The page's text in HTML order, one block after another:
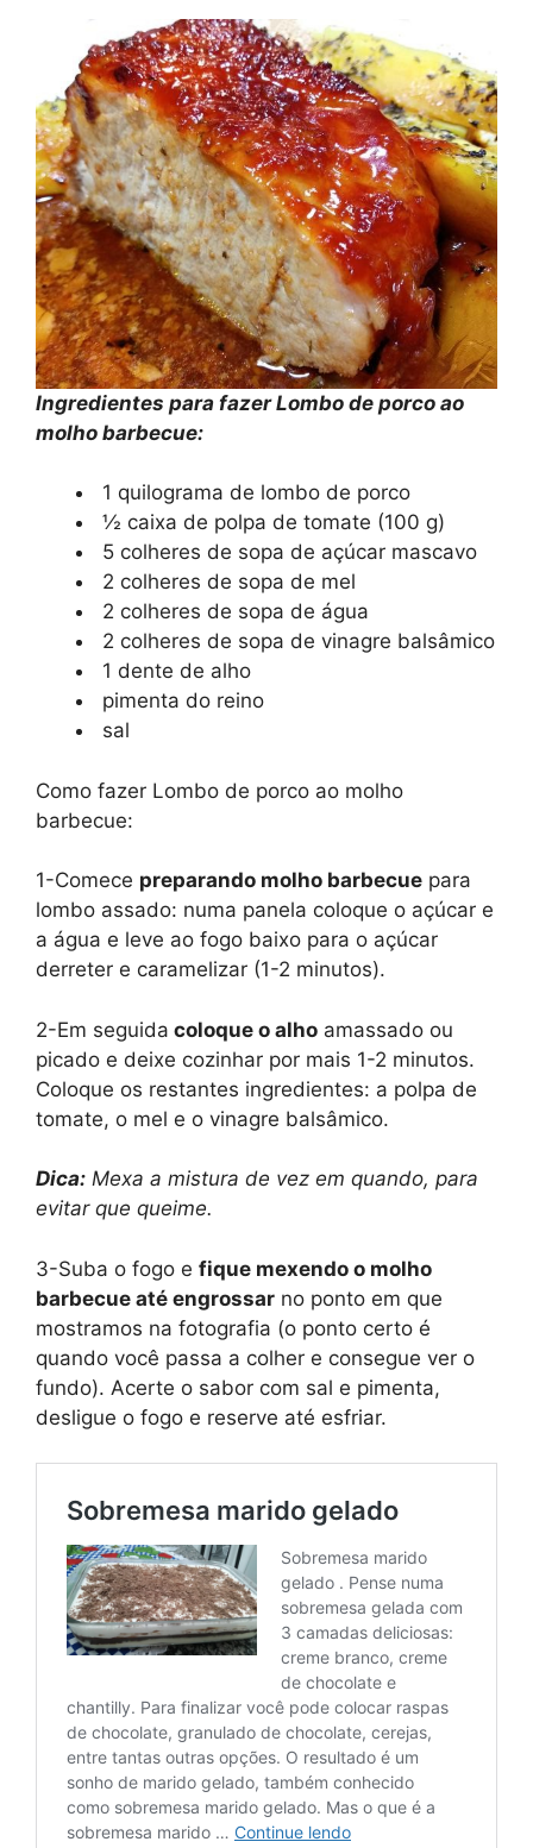
Ingredientes para fazer Lombo de porco ao
molho barbecue:
1 quilograma de lombo de porco
½ caixa de polpa de tomate (100 g)
5 colheres de sopa de açúcar mascavo
2 colheres de sopa de mel
2 colheres de sopa de água
2 colheres de sopa de vinagre balsâmico
1 dente de alho
pimenta do reino
sal
Como fazer Lombo de porco ao molho
barbecue:
1-Comece preparando molho barbecue para
lombo assado: numa panela coloque o açúcar e
a água e leve ao fogo baixo para o açúcar
derreter e caramelizar (1-2 minutos).
2-Em seguida coloque o alho amassado ou
picado e deixe cozinhar por mais 1-2 minutos.
Coloque os restantes ingredientes: a polpa de
tomate, o mel e o vinagre balsâmico.
Dica: Mexa a mistura de vez em quando, para
evitar que queime.
3-Suba o fogo e fique mexendo o molho
barbecue até engrossar no ponto em que
mostramos na fotografia (o ponto certo é
quando você passa a colher e consegue ver o
fundo). Acerte o sabor com sal e pimenta,
desligue o fogo e reserve até esfriar.